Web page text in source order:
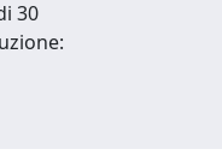
30